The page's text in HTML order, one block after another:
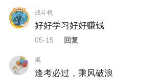
课老师帮你扫清备考路上的这些障碍！
更多推荐：
2026年注会备考即将进入百天倒计
战斗机
好好学习好好赚钱
05-15 回复
禹
逢考必过，乘风破浪